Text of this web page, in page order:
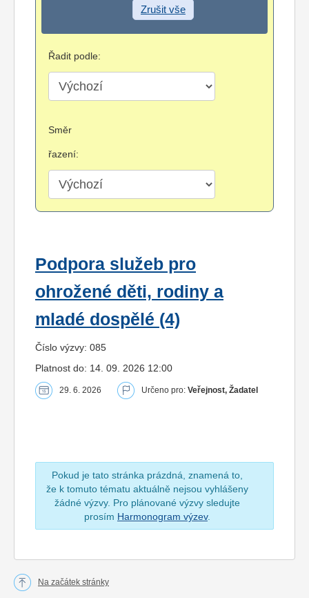
Zrušit vše
Řadit podle:
Směr
řazení:
Podpora služeb pro
ohrožené děti, rodiny a
mladé dospělé (4)
Číslo výzvy: 085
Platnost do: 14. 09. 2026 12:00
29. 6. 2026 Určeno pro: Veřejnost, Žadatel
Pokud je tato stránka prázdná, znamená to,
že k tomuto tématu aktuálně nejsou vyhlášeny
žádné výzvy. Pro plánované výzvy sledujte
prosím Harmonogram výzev.
Na začátek stránky